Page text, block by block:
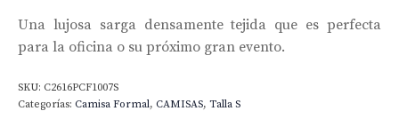
Una lujosa sarga densamente tejida que es perfecta
para la oficina o su próximo gran evento.
SKU: C2616PCF1007S
Categorías: Camisa Formal, CAMISAS, Talla S